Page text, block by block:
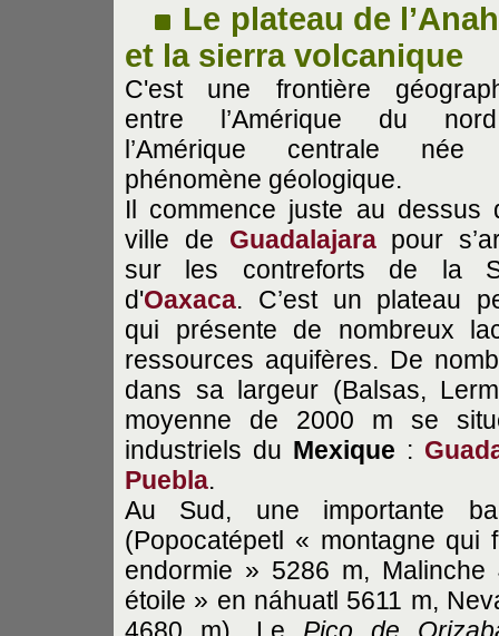
Le plateau de
et la sierra volcanique
C'est une frontière
entre l’Amérique du
l’Amérique centrale née
phénomène géologique.
Il commence juste au dessus
ville de Guadalajarapour
sur les contreforts de la
d'Oaxaca. C’est un plateau
qui présente de nombreux
ressources aquifères. De
dans sa largeur (Balsas,
moyenne de 2000 m se
industriels du Mexique :
Puebla.
Au Sud, une importante
(Popocatépetl « montagne
endormie » 5286 m,
étoile » en náhuatl 5611 m,